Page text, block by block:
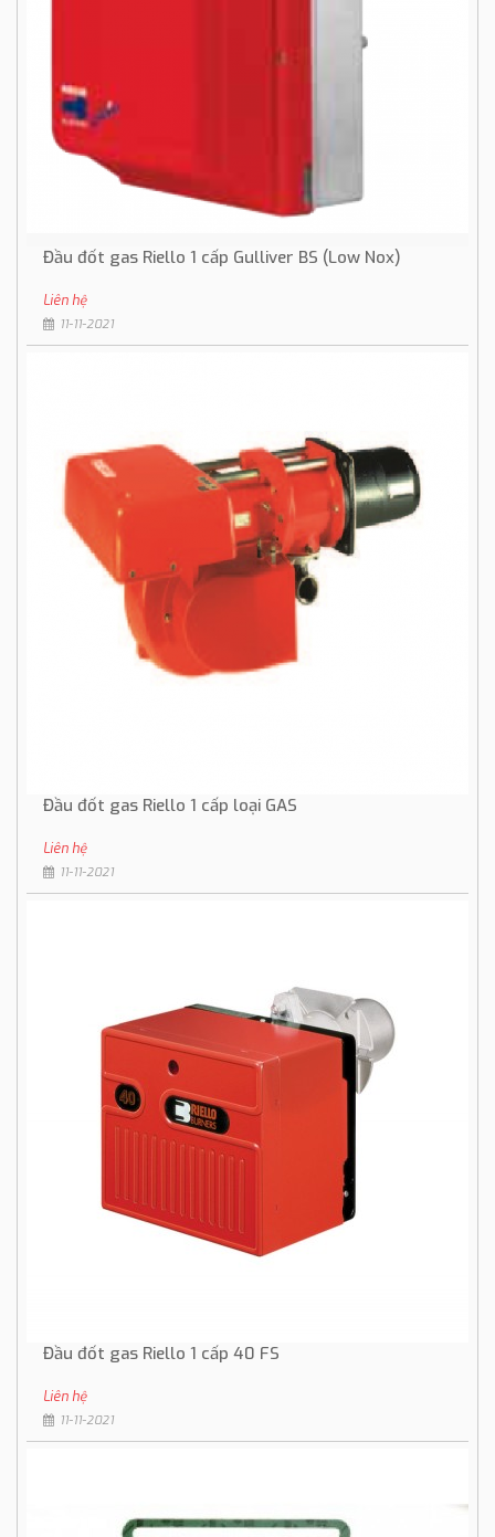
Đầu đốt gas Riello 1 cấp Gulliver BS (Low Nox)
Liên hệ
11-11-2021
Đầu đốt gas Riello 1 cấp loại GAS
Liên hệ
11-11-2021
Đầu đốt gas Riello 1 cấp 40 FS
Liên hệ
11-11-2021